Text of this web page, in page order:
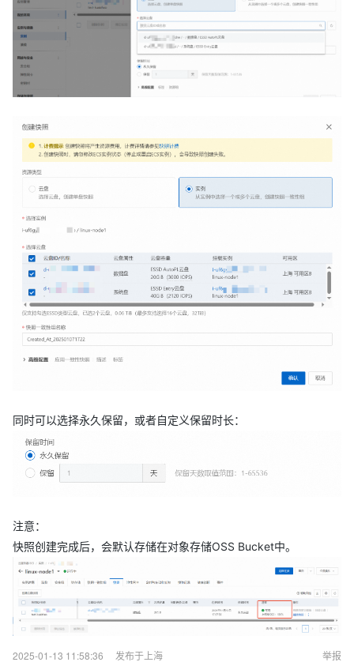
同时可以选择永久保留，或者自定义保留时长：
注意：
快照创建完成后，会默认存储在对象存储OSS Bucket中。
2025-01-13 11:58:36 发布于上海 举报